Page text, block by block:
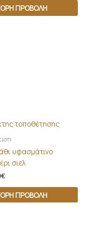
ΠΡΟΒΟΛΉ
υφασμάτινο
σιελ
€
ΠΡΟΒΟΛΉ